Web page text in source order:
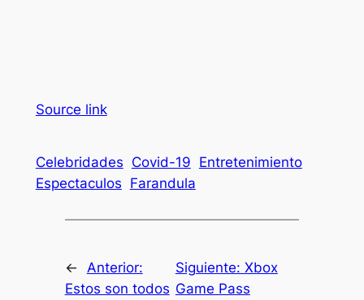
Source link
Celebridades Covid-19 Entretenimiento
Espectaculos Farandula
←
Anterior:
Estos son todos
Siguiente: Xbox
Game Pass